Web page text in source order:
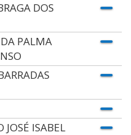
DOS
PALMA
JOSÉ ISABEL